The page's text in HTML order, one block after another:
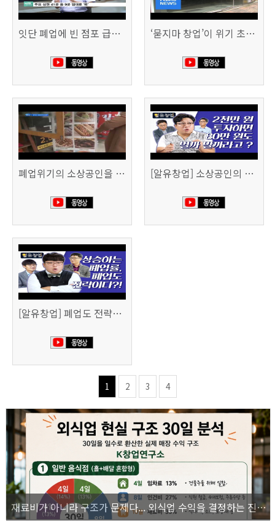
잇단 폐업에 빈 점포 급증…위기 빠진 상권, 대책 없나 (SBS CNBC) ‘묻지마 창업’이 위기 초래…폐업도 준비 필요 (KBS뉴스)
폐업위기의 소상공인을 돕습니다 (SBS생활경제) [알유창업] 소상공인의 창업자금, 어떻게 마련할까
[알유창업] 폐업도 전략이다 사업 정리 노트
1 2 3 4
재료비가 아니라 구조가 문제다... 외식업 수익을 결정하는 진짜 숫자의 비밀